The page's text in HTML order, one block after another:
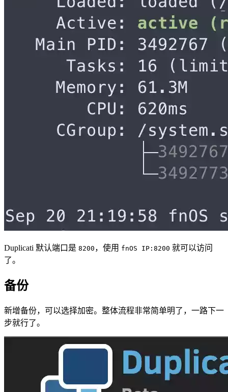
Duplicati 默认端口是 8200 ，使用 fnOS IP:8200 就可以访问
了。
备份
新增备份，可以选择加密。整体流程非常简单明了，一路下一
步就行了。